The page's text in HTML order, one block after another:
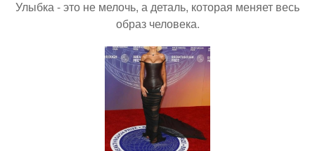
Улыбка - это не мелочь, а деталь, которая меняет весь
образ человека.